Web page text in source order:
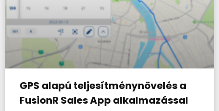
GPS alapú teljesítménynövelés a
FusionR Sales App alkalmazással